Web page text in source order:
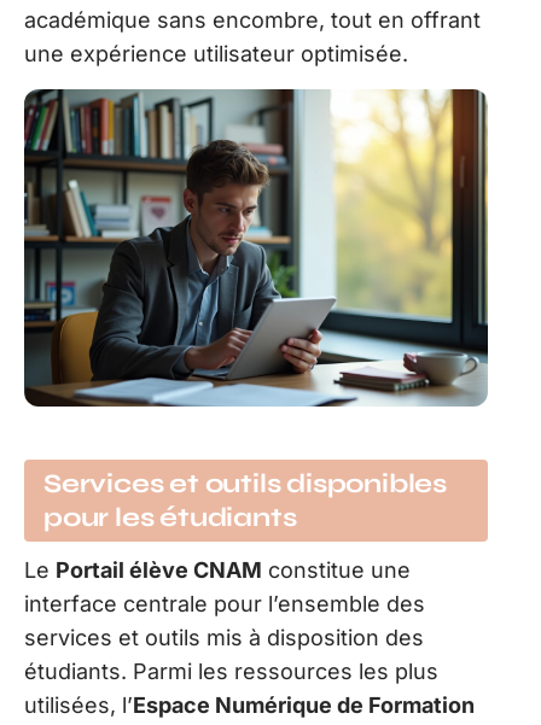
académique sans encombre, tout en offrant
une expérience utilisateur optimisée.
Services et outils disponibles
pour les étudiants
Le Portail élève CNAM constitue une
interface centrale pour l’ensemble des
services et outils mis à disposition des
étudiants. Parmi les ressources les plus
utilisées, l’Espace Numérique de Formation